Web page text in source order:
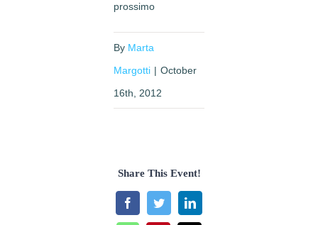
prossimo
By Marta
Margotti | October
16th, 2012
Share This Event!
FacebookTwitterLinkedIn